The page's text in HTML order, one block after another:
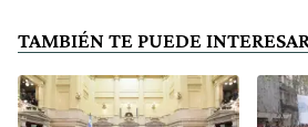
TAMBIÉN TE PUEDE